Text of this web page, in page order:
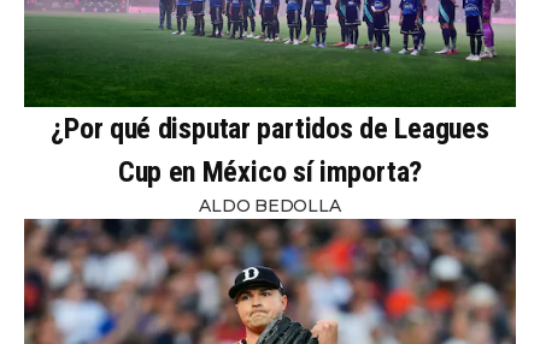
¿Por qué disputar partidos de Leagues
Cup en México sí importa?
ALDO BEDOLLA